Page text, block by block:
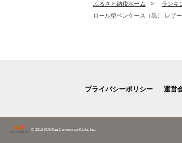
ふるさと納税ホーム ランキ
ロール型ペンケース（黒） レザ
プライバシーポリシー 運営
© 2016 KDDI/au Commerce & Life, Inc.